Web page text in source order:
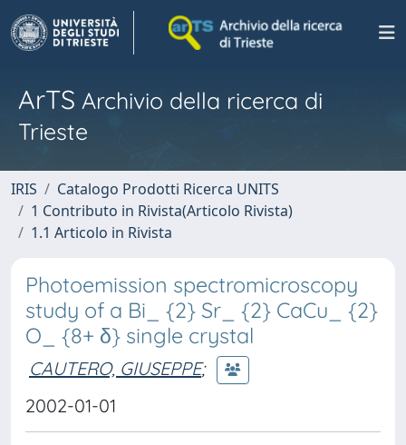
ArTS Archivio della ricerca di
Trieste
IRIS
Catalogo Prodotti Ricerca UNITS
1 Contributo in Rivista(Articolo Rivista)
1.1 Articolo in Rivista
Photoemission spectromicroscopy
study of a Bi_ {2} Sr_ {2} CaCu_ {2}
O_ {8+ δ} single crystal
CAUTERO, GIUSEPPE;
2002-01-01